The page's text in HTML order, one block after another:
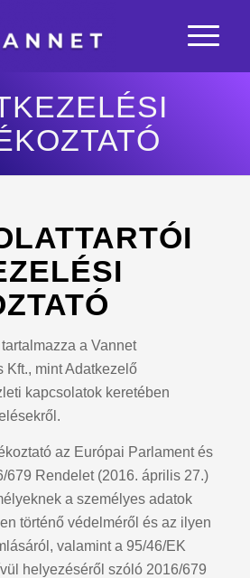
a Vannet
Kft., mint Adatkezelő
kapcsolatok keretében
az Európai Parlament és
679 Rendelet (2016. április 27.)
a személyes adatok
történő védelméről és az ilyen
valamint a 95/46/EK
helyezéséről szóló 2016/679